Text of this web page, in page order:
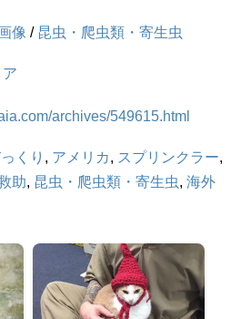
像 / 昆虫・爬虫類・寄生虫
archives/549615.html
くり , アメリカ, スプリンクラー,
助, 昆虫・爬虫類・寄生虫, 海外